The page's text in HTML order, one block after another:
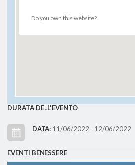
Do you own this website?
DURATA DELL'EVENTO
DATA: 11/06/2022 - 12/06/2022
EVENTI BENESSERE